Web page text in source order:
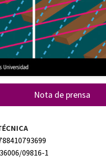
Nota de prensa
09816-1